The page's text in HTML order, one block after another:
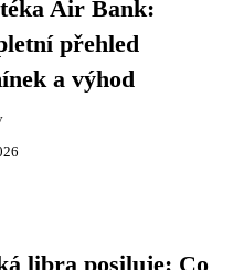
Air Bank:
přehled
a výhod
libra posiluje: Co